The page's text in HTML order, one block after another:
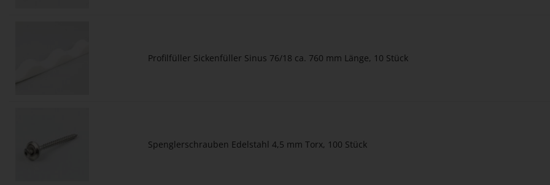
Profilfüller Sickenfüller Sinus 76/18 ca. 760 mm Länge, 10 Stück
Spenglerschrauben Edelstahl 4,5 mm Torx, 100 Stück